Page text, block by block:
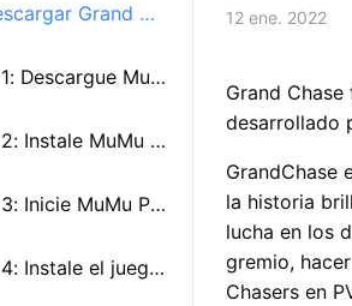
Grand Ch
PC con MuMu Pl
Descargue MuM
Instale MuMu Pl
su PC
Inicie MuMu Pla
sesión en G
Instale el juego
12 ene. 2022
Grand
desarrollado
GrandChase
la historia
lucha en los
gremio,
Chasers en